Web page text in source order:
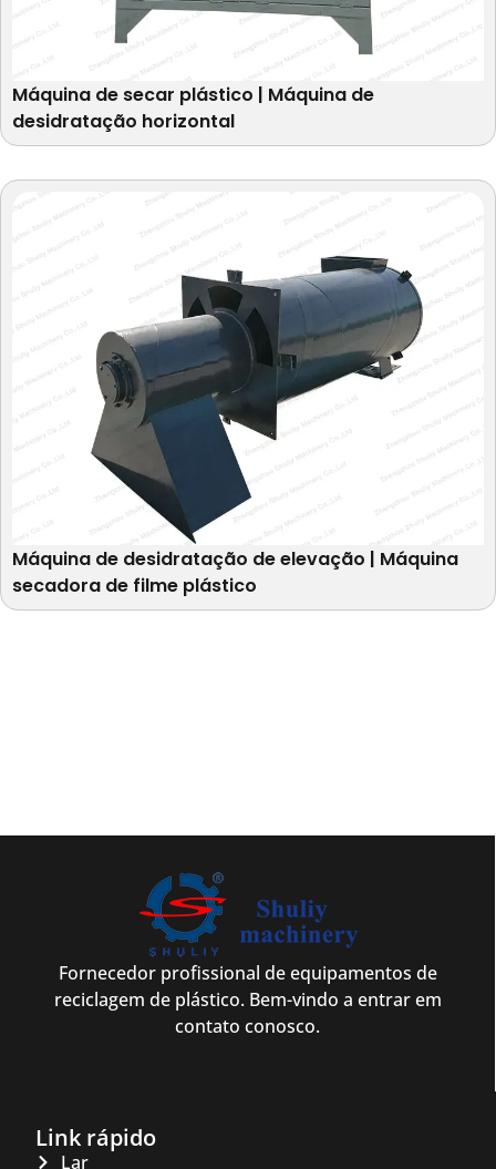
Máquina de secar plástico | Máquina de
desidratação horizontal
Máquina de desidratação de elevação | Máquina
secadora de filme plástico
Fornecedor profissional de equipamentos de
reciclagem de plástico. Bem-vindo a entrar em
contato conosco.
Link rápido
Lar